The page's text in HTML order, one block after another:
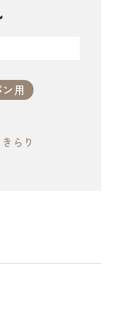
用
らり